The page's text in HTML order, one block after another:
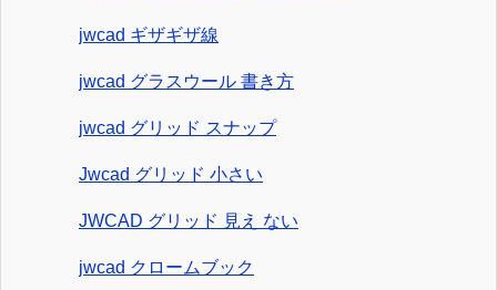
jwcad ギザギザ線
jwcad グラスウール 書き方
jwcad グリッド スナップ
Jwcad グリッド 小さい
JWCAD グリッド 見え ない
jwcad クロームブック